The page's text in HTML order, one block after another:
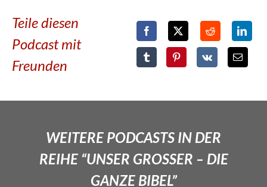
Teile diesen
Podcast mit
Freunden
WEITERE PODCASTS IN DER
REIHE “UNSER GROSSER – DIE
GANZE BIBEL”